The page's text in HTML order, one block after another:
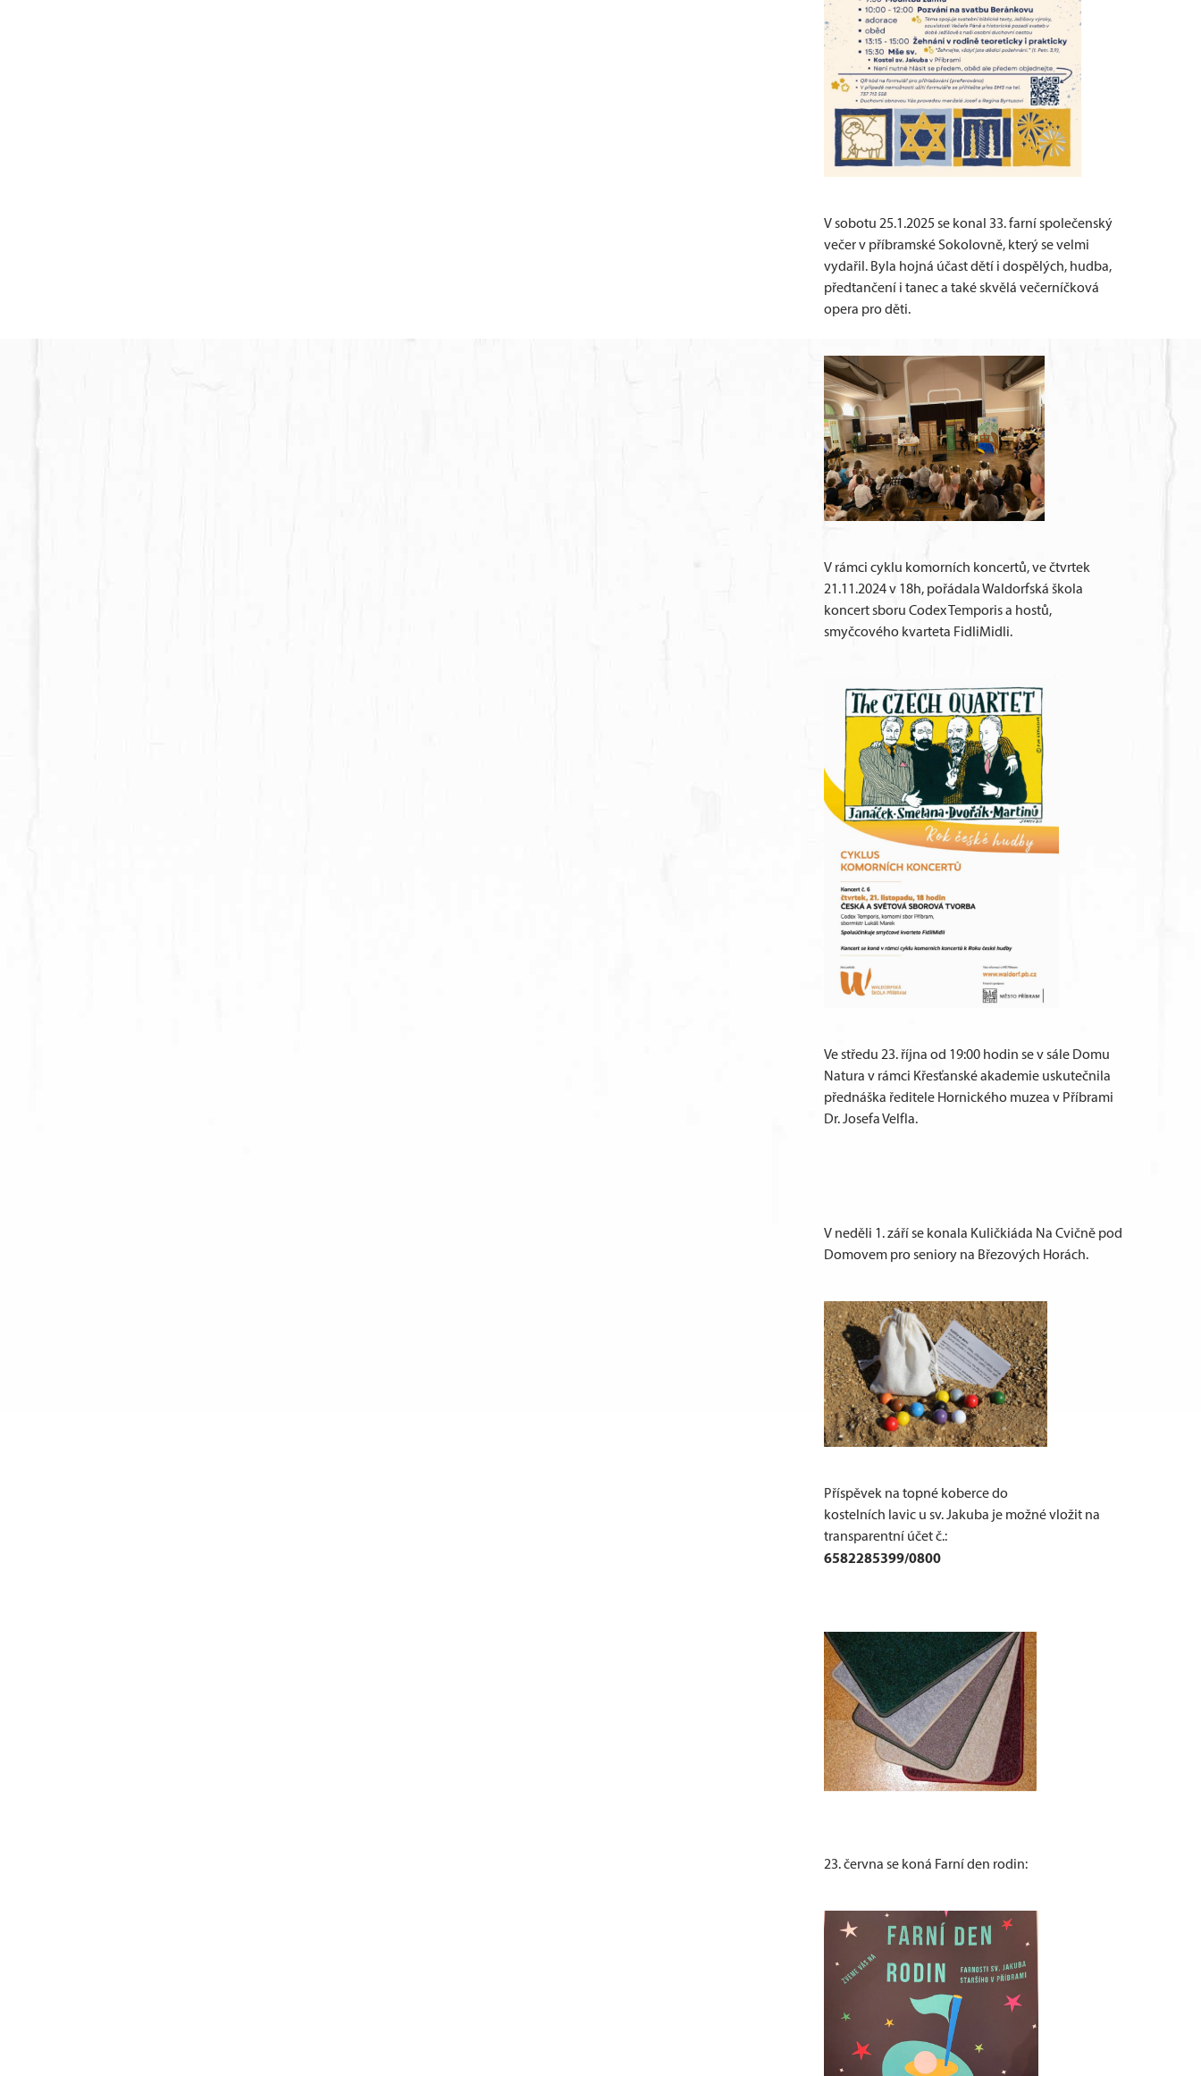
V sobotu 25.1.2025 se konal 33. farní společenský
večer v příbramské Sokolovně, který se velmi
vydařil. Byla hojná účast dětí i dospělých, hudba,
předtančení i tanec a také skvělá večerníčková
opera pro děti.
V rámci cyklu komorních koncertů, ve čtvrtek
21.11.2024 v 18h, pořádala Waldorfská škola
koncert sboru Codex Temporis a hostů,
smyčcového kvarteta FidliMidli.
Ve středu 23. října od 19:00 hodin se v sále Domu
Natura v rámci Křesťanské akademie uskutečnila
přednáška ředitele Hornického muzea v Příbrami
Dr. Josefa Velfla.
V neděli 1. září se konala Kuličkiáda Na Cvičně pod
Domovem pro seniory na Březových Horách.
Příspěvek na topné koberce do
kostelních lavic u sv. Jakuba je možné vložit na
transparentní účet č.:
6582285399/0800
23. června se koná Farní den rodin: